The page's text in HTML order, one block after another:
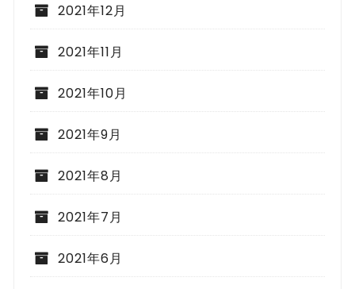
2021年12月
2021年11月
2021年10月
2021年9月
2021年8月
2021年7月
2021年6月